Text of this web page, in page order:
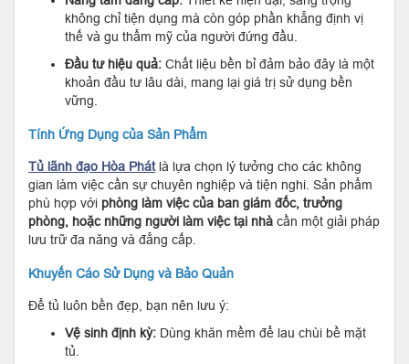
không chỉ tiện dụng mà còn góp phần khẳng định vị
thế và gu thẩm mỹ của người đứng đầu.
Đầu tư hiệu quả: Chất liệu bền bỉ đảm bảo đây là một
khoản đầu tư lâu dài, mang lại giá trị sử dụng bền
vững.
Tính Ứng Dụng của Sản Phẩm
Tủ lãnh đạo Hòa Phátlà lựa chọn lý tưởng cho các không
gian làm việc cần sự chuyên nghiệp và tiện nghi. Sản phẩm
phù hợp với phòng làm việc của ban giám đốc, trưởng
phòng, hoặc những người làm việc tại nhà cần một giải pháp
lưu trữ đa năng và đẳng cấp.
Khuyến Cáo Sử Dụng và Bảo Quản
Để tủ luôn bền đẹp, bạn nên lưu ý:
Vệ sinh định kỳ: Dùng khăn mềm để lau chùi bề mặt
tủ.